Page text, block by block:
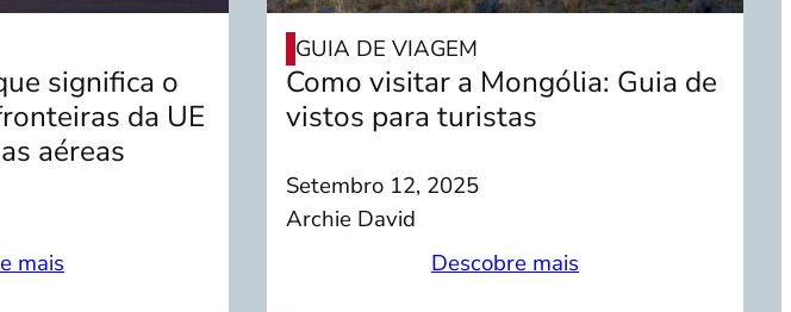
significa o
da UE
aéreas
mais
GUIA DE VIAGEM
Como visitar a Mongólia: Guia de
vistos para turistas
Setembro 12, 2025
Archie David
Descobre mais